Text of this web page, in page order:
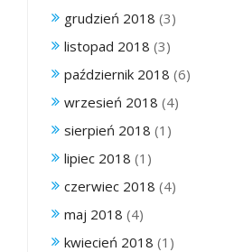
grudzień 2018 (3)
listopad 2018 (3)
październik 2018 (6)
wrzesień 2018 (4)
sierpień 2018 (1)
lipiec 2018 (1)
czerwiec 2018 (4)
maj 2018 (4)
kwiecień 2018 (1)